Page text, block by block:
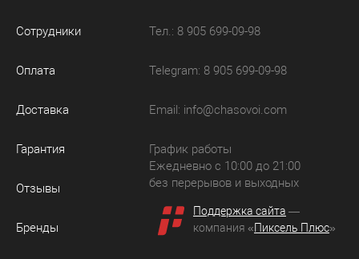
Сотрудники
Оплата
Доставка
Гарантия
Отзывы
Бренды
Тел.: 8 905 699-09-98
Telegram: 8 905 699-09-98
Email: info@chasovoi.com
График работы
Ежедневно с 10:00 до 21:00
без перерывов и выходных
Поддержка сайта —
компания «Пиксель Плюс»